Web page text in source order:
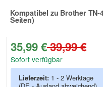
Kompatibel zu Brother TN-
Seiten)
Zur Artikelbewertung
35,99 €39,99 €
Sofort verfügbar
Lieferzeit: 1 - 2 Werktage